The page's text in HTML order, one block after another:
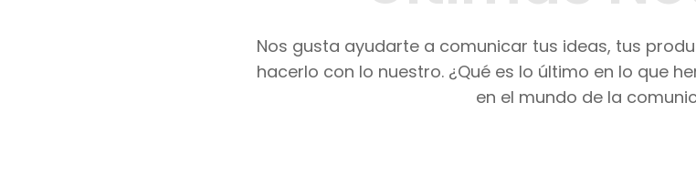
Nos gusta ayudarte a comunicar tus ideas, tus
hacerlo con lo nuestro. ¿Qué es lo último en lo que
en el mundo de la